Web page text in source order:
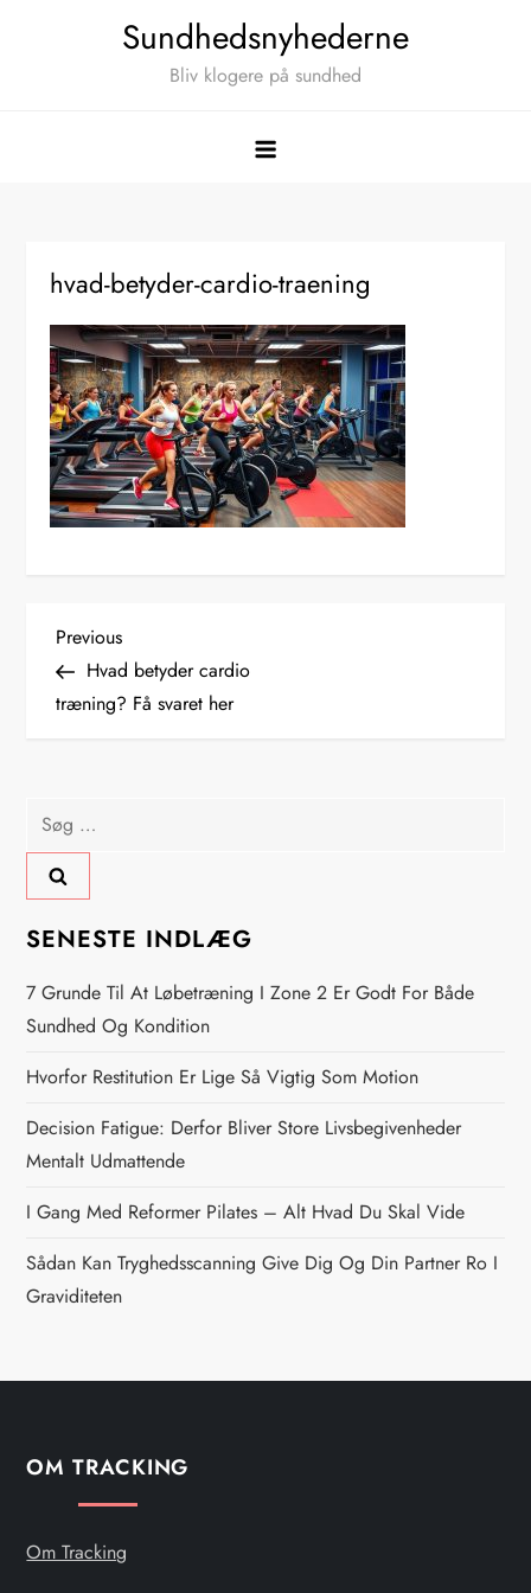
Sundhedsnyhederne
Bliv klogere på sundhed
hvad-betyder-cardio-traening
I
n
l
æ
g
s
n
a
v
i
g
a
t
o
n
Previous
Post
Previous
Hvad betyder cardio
træning? Få svaret her
Søg
efter:
SENESTE INDLÆG
7 Grunde Til At Løbetræning I Zone 2 Er Godt For Både
Sundhed Og Kondition
Hvorfor Restitution Er Lige Så Vigtig Som Motion
Decision Fatigue: Derfor Bliver Store Livsbegivenheder
Mentalt Udmattende
I Gang Med Reformer Pilates – Alt Hvad Du Skal Vide
Sådan Kan Tryghedsscanning Give Dig Og Din Partner Ro I
Graviditeten
OM TRACKING
Om Tracking